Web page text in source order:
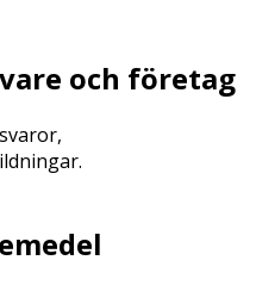
och företag